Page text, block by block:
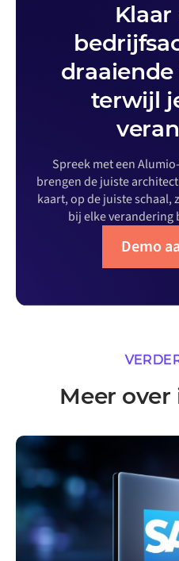
terwijl
Spreek met een
brengen de juiste
kaart, op de juiste
bij elke
Demo
Meer